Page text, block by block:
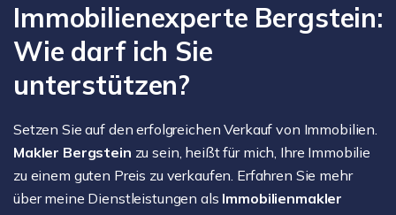
Immobilienexperte Bergstein:
Wie darf ich Sie
unterstützen?
Setzen Sie auf den erfolgreichen Verkauf von Immobilien.
Makler Bergstein zu sein, heißt für mich, Ihre Immobilie
zu einem guten Preis zu verkaufen. Erfahren Sie mehr
über meine Dienstleistungen als Immobilienmakler